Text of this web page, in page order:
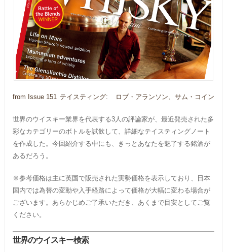
from Issue 151 テイスティング: ロブ・アランソン、サム・コイン
世界のウイスキー業界を代表する3人の評論家が、最近発売された多
彩なカテゴリーのボトルを試飲して、詳細なテイスティングノート
を作成した。今回紹介する中にも、きっとあなたを魅了する銘酒が
あるだろう。
※参考価格は主に英国で販売された実勢価格を表示しており、日本
国内では為替の変動や入手経路によって価格が大幅に変わる場合が
ございます。あらかじめご了承いただき、あくまで目安としてご覧
ください。
世界のウイスキー検索